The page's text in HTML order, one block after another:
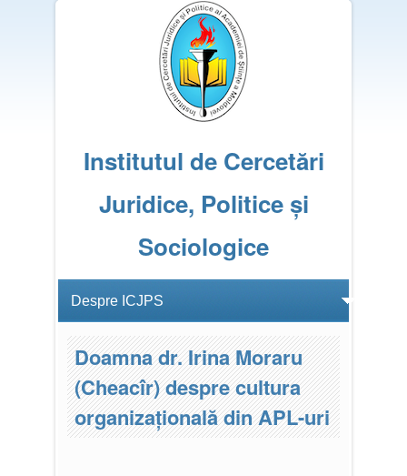
Institutul de Cercetări
Juridice, Politice și
Sociologice
Doamna dr. Irina Moraru
(Cheacîr) despre cultura
organizațională din APL-uri